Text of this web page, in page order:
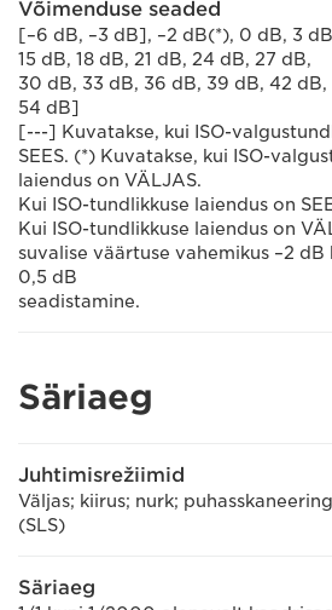
Võimenduse seaded
[–6 dB, –3 dB], –2 dB(*), 0 dB, 3
15 dB, 18 dB, 21 dB, 24 dB, 27 dB,
30 dB, 33 dB, 36 dB, 39 dB, 42
54 dB]
[---] Kuvatakse, kui ISO-
SEES. (*) Kuvatakse, kui ISO-
laiendus on VÄLJAS.
Kui ISO-tundlikkuse laiendus on
Kui ISO-tundlikkuse laiendus on
suvalise väärtuse vahemikus –2
0,5 dB
seadistamine.
Säriaeg
Juhtimisrežiimid
Väljas; kiirus; nurk;
(SLS)
Säriaeg